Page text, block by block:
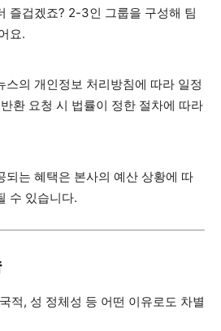
즐겁겠죠? 2-3인 그룹을 구성해 팀
요.
스의 개인정보 처리방침에 따라 일정
환 요청 시 법률이 정한 절차에 따라
되는 혜택은 본사의 예산 상황에 따
수 있습니다.
적, 성 정체성 등 어떤 이유로도 차별